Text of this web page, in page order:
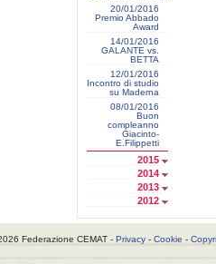
20/01/2016
Premio Abbado
Award
14/01/2016
GALANTE vs.
BETTA
12/01/2016
Incontro di studio
su Maderna
08/01/2016
Buon
compleanno
Giacinto-
E.Filippetti
2015
2014
2013
2012
Federazione CEMAT - Privacy- Cookie -